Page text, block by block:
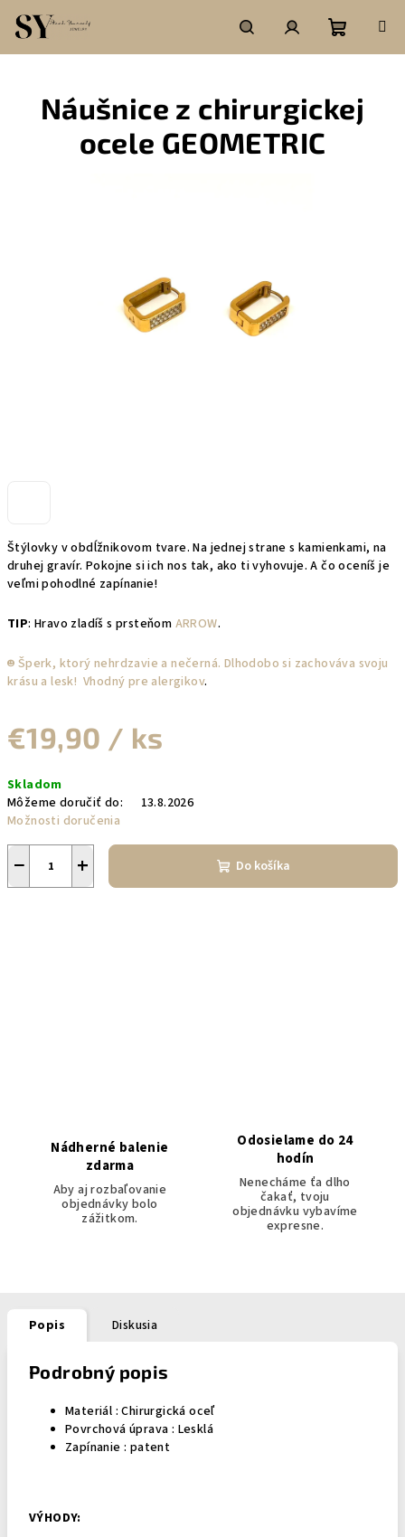
obsah
HľadaťPrihlásenie
košík
Štýlovky v obdĺžnikovom tvare. Na jednej strane s kamienkami, na
druhej gravír. Pokojne si ich nos tak, ako ti vyhovuje. A čo oceníš je
veľmi pohodlné zapínanie!
TIP: Hravo zladíš s prsteňom ARROW.
☻︎ Šperk, ktorý nehrdzavie a nečerná. Dlhodobo si zachováva svoju
krásu a lesk! Vhodný pre alergikov.
€19,90 / ks
cena:
Skladom
Môžeme doručiť do:
13.8.2026
Možnosti doručenia
+
− Do košíka
Náušnice z chirurgickej
ocele GEOMETRIC
Nádherné balenie
zdarma
Aby aj rozbaľovanie
objednávky bolo
zážitkom.
Odosielame do 24
hodín
Nenecháme ťa dlho
čakať, tvoju
objednávku vybavíme
expresne.
Popis Diskusia
Podrobný popis
Materiál :Chirurgická oceľ
Povrchová úprava : Lesklá
Zapínanie : patent
VÝHODY: